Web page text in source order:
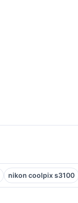
nikon coolpix s3100